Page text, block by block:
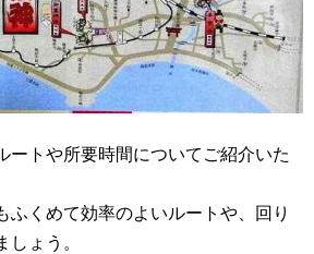
ートや所要時間についてご紹介いた
ふくめて効率のよいルートや、回り
ょう。